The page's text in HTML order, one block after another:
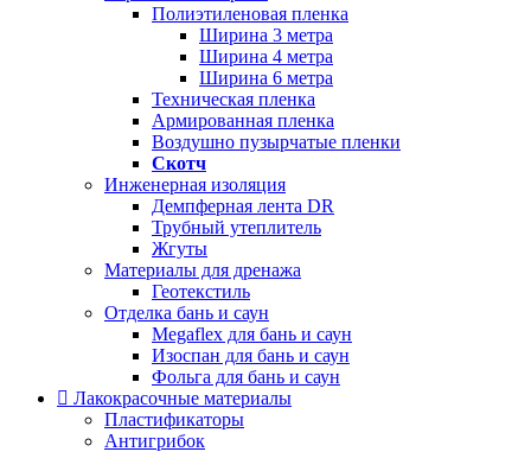
Полиэтиленовая пленка
Ширина 3 метра
Ширина 4 метра
Ширина 6 метра
Техническая пленка
Армированная пленка
Воздушно пузырчатые пленки
Скотч
Инженерная изоляция
Демпферная лента DR
Трубный утеплитель
Жгуты
Материалы для дренажа
Геотекстиль
Отделка бань и саун
Megaflex для бань и саун
Изоспан для бань и саун
Фольга для бань и саун
Лакокрасочные материалы
Пластификаторы
Антигрибок